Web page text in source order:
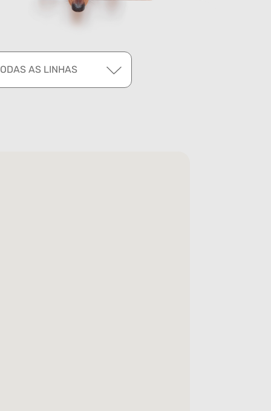
AS LINHAS